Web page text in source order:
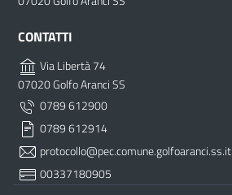
CONTATTI
Via Libertà 74
07020 Golfo Aranci SS
0789 612900
0789 612914
protocollo@pec.comune.golfoaranci.ss.it
00337180905